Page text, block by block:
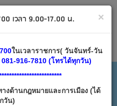
สมัครสมาชิก
×
เวลา 9.00-17.00 น.
ในเวลาราชการ( วันจันทร์-วัน
916-7810 (โทรได้ทุกวัน)
งด้านกฎหมายและการเมือง (ได้
วัน)